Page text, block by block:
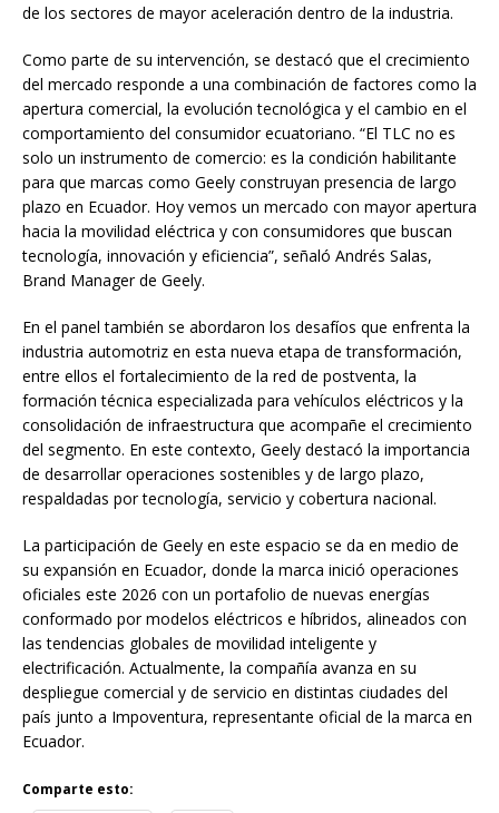
de los sectores de mayor aceleración dentro de la industria.
Como parte de su intervención, se destacó que el crecimiento
del mercado responde a una combinación de factores como la
apertura comercial, la evolución tecnológica y el cambio en el
comportamiento del consumidor ecuatoriano. “El TLC no es
solo un instrumento de comercio: es la condición habilitante
para que marcas como Geely construyan presencia de largo
plazo en Ecuador. Hoy vemos un mercado con mayor apertura
hacia la movilidad eléctrica y con consumidores que buscan
tecnología, innovación y eficiencia”, señaló Andrés Salas,
Brand Manager de Geely.
En el panel también se abordaron los desafíos que enfrenta la
industria automotriz en esta nueva etapa de transformación,
entre ellos el fortalecimiento de la red de postventa, la
formación técnica especializada para vehículos eléctricos y la
consolidación de infraestructura que acompañe el crecimiento
del segmento. En este contexto, Geely destacó la importancia
de desarrollar operaciones sostenibles y de largo plazo,
respaldadas por tecnología, servicio y cobertura nacional.
La participación de Geely en este espacio se da en medio de
su expansión en Ecuador, donde la marca inició operaciones
oficiales este 2026 con un portafolio de nuevas energías
conformado por modelos eléctricos e híbridos, alineados con
las tendencias globales de movilidad inteligente y
electrificación. Actualmente, la compañía avanza en su
despliegue comercial y de servicio en distintas ciudades del
país junto a Impoventura, representante oficial de la marca en
Ecuador.
Comparte esto: